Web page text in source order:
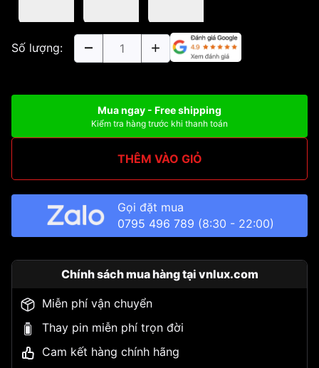
Số lượng:
Mua ngay - Free shipping
Kiểm tra hàng trước khi thanh toán
THÊM VÀO GIỎ
Gọi đặt mua
0795 496 789 (8:30 - 22:00)
Chính sách mua hàng tại vnlux.com
Miễn phí vận chuyển
Thay pin miễn phí trọn đời
Cam kết hàng chính hãng